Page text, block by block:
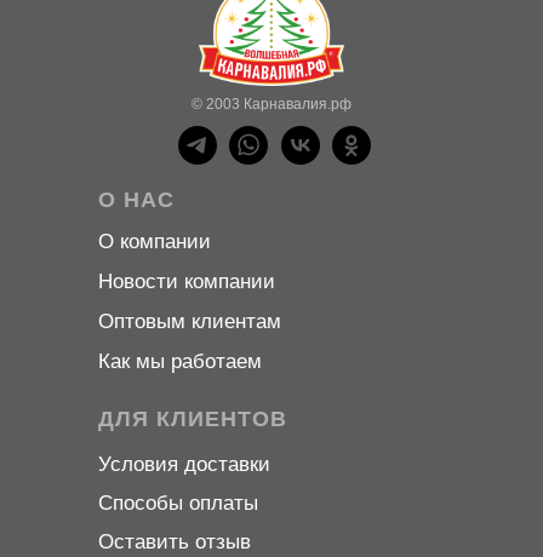
О НАС
ДЛЯ КЛИЕНТОВ
© 2003 Карнавалия.рф
Условия доставки
Способы оплаты
Оставить отзыв
О компании
Оптовым клиентам
Новости компании
Как мы работаем